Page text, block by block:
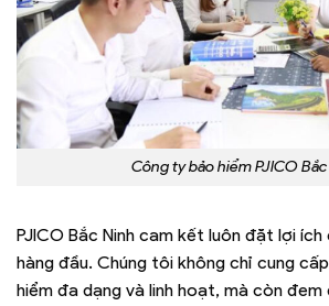
Công ty bảo hiểm PJICO
PJICO Bắc Ninh cam kết luôn đặt lợi ích
hàng đầu. Chúng tôi không chỉ cung
hiểm đa dạng và linh hoạt, mà còn